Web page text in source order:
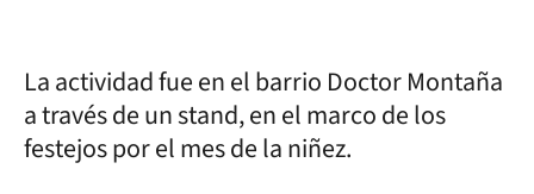
La actividad fue en el barrio Doctor Montaña
a través de un stand, en el marco de los
festejos por el mes de la niñez.